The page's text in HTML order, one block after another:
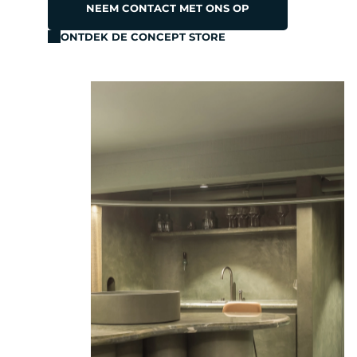
NEEM CONTACT MET ONS OP
ONTDEK DE CONCEPT STORE